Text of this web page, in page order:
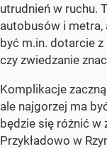
utrudnień w ruchu.
autobusów i metra,
być m.in. dotarcie
czy zwiedzanie
Komplikacje
ale najgorzej ma
będzie się różnić w
Przykładowo w